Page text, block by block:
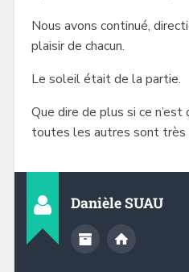
Nous avons continué,
plaisir de chacun.
Le soleil était de la partie.
Que dire de plus si ce
toutes les autres sont très
Danièle SUAU